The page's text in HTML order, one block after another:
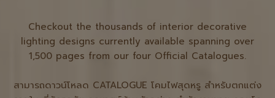
Checkout the thousands of interior decorative
lighting designs currently available spanning over
1,500 pages from our four Official Catalogues.
สามารถดาวน์โหลด CATALOGUE โคมไฟสุดหรู สำหรับตกแต่ง